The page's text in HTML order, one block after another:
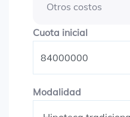
Otros costos
Cuota inicialCuota
Modalidad